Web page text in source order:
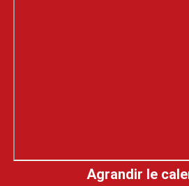
Agrandir le